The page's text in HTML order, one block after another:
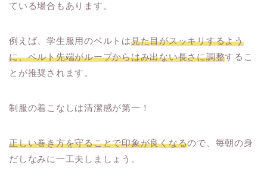
ている場合もあります。
例えば、学生服用のベルトは見た目がスッキリするよう
に、ベルト先端がループからはみ出ない長さに調整するこ
とが推奨されます。
制服の着こなしは清潔感が第一！
正しい巻き方を守ることで印象が良くなるので、毎朝の身
だしなみに一工夫しましょう。